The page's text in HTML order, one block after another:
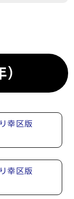
幸区版
幸区版